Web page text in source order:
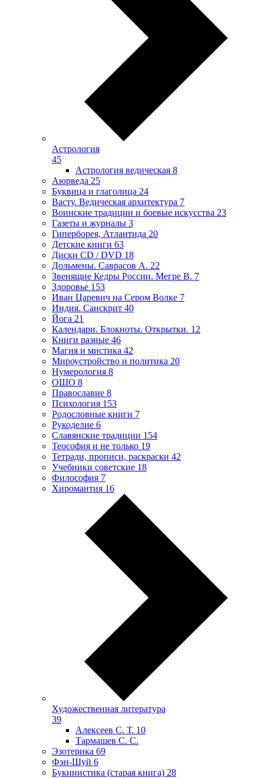
Астрология
45
Астрология ведическая 8
Аюрведа 25
Буквица и глаголица 24
Васту. Ведическая архитектура 7
Воинские традиции и боевые искусства 23
Газеты и журналы 3
Гиперборея, Атлантида 20
Детские книги 63
Диски CD / DVD 18
Дольмены. Саврасов А. 22
Звенящие Кедры России. Мегре В. 7
Здоровье 153
Иван Царевич на Сером Волке 7
Индия. Санскрит 40
Йога 21
Календари. Блокноты. Открытки. 12
Книги разные 46
Магия и мистика 42
Мироустройство и политика 20
Нумерология 8
ОШО 8
Православие 8
Психология 153
Родословные книги 7
Рукоделие 6
Славянские традиции 154
Теософия и не только 19
Тетради, прописи, раскраски 42
Учебники советские 18
Философия 7
Хиромантия 16
Художественная литература
39
Алексеев С. Т. 10
Тармашев С. С.
Эзотерика 69
Фэн-Шуй 6
Букинистика (старая книга) 28